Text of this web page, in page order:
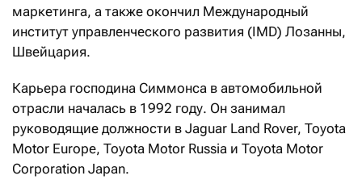
маркетинга, а также окончил Международный
институт управленческого развития (IMD) Лозанны,
Швейцария.
Карьера господина Симмонса в автомобильной
отрасли началась в 1992 году. Он занимал
руководящие должности в Jaguar Land Rover, Toyota
Motor Europe, Toyota Motor Russia и Toyota Motor
Corporation Japan.